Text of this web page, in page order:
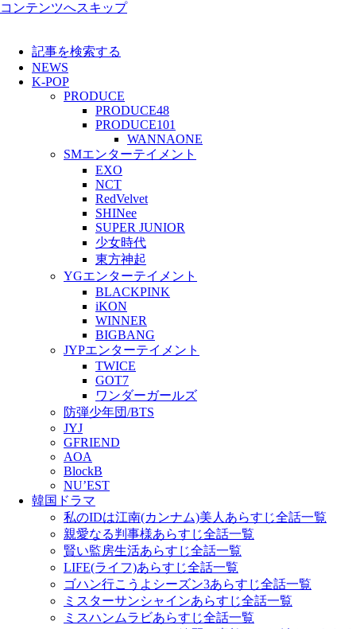
コンテンツへスキップ
記事を検索する
NEWS
K-POP
PRODUCE
PRODUCE48
PRODUCE101
WANNAONE
SMエンターテイメント
EXO
NCT
RedVelvet
SHINee
SUPER JUNIOR
少女時代
東方神起
YGエンターテイメント
BLACKPINK
iKON
WINNER
BIGBANG
JYPエンターテイメント
TWICE
GOT7
ワンダーガールズ
防弾少年団/BTS
JYJ
GFRIEND
AOA
BlockB
NU’EST
韓国ドラマ
私のIDは江南(カンナム)美人あらすじ全話一覧
親愛なる判事様あらすじ全話一覧
賢い監房生活あらすじ全話一覧
LIFE(ライフ)あらすじ全話一覧
ゴハン行こうよシーズン3あらすじ全話一覧
ミスターサンシャインあらすじ全話一覧
ミスハンムラビあらすじ全話一覧